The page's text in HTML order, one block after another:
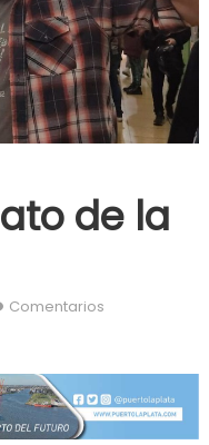
de la
Comentarios